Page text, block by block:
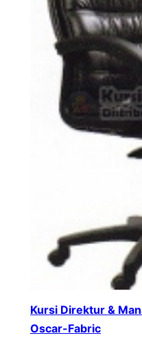
Kursi Direktur &
Oscar-Fabric